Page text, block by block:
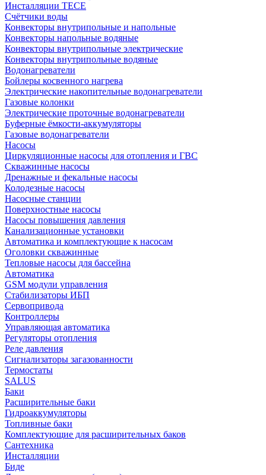
Инсталляции TECE
Счётчики воды
Конвекторы внутрипольные и напольные
Конвекторы напольные водяные
Конвекторы внутрипольные электрические
Конвекторы внутрипольные водяные
Водонагреватели
Бойлеры косвенного нагрева
Электрические накопительные водонагреватели
Газовые колонки
Электрические проточные водонагреватели
Буферные ёмкости-аккумуляторы
Газовые водонагреватели
Насосы
Циркуляционные насосы для отопления и ГВС
Скважинные насосы
Дренажные и фекальные насосы
Колодезные насосы
Насосные станции
Поверхностные насосы
Насосы повышения давления
Канализационные установки
Автоматика и комплектующие к насосам
Оголовки скважинные
Тепловые насосы для бассейна
Автоматика
GSM модули управления
Стабилизаторы ИБП
Сервопривода
Контроллеры
Управляющая автоматика
Регуляторы отопления
Реле давления
Сигнализаторы загазованности
Термостаты
SALUS
Баки
Расширительные баки
Гидроаккумуляторы
Топливные баки
Комплектующие для расширительных баков
Сантехника
Инсталляции
Биде